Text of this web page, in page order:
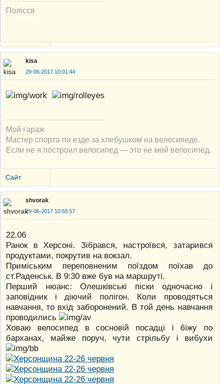
Полісся
kisa
29-06-2017 10:01:44
Мой гараж
Мастер спорта по езде за хлебушком на велосипеде.
Если не я построил велосипед — это не мой велосипед.
Сайт
shvorak
29-06-2017 10:55:57
22.06
Ранок в Херсоні. Зібрався, настроївся, затарився
продуктами, покрутив на вокзал.
Приміським переповненим поїздом поїхав до
ст.Раденськ. В 9:30 вже був на маршруті.
Перший нюанс: Олешківські піски одночасно і
заповідник і діючий полігон. Коли проводяться
навчання, то вхід заборонений. В той день навчання
проводились
Ховаю велосипед в сосновій посадці і біжу по
барханах, майже поруч, чути стрільбу і вибухи